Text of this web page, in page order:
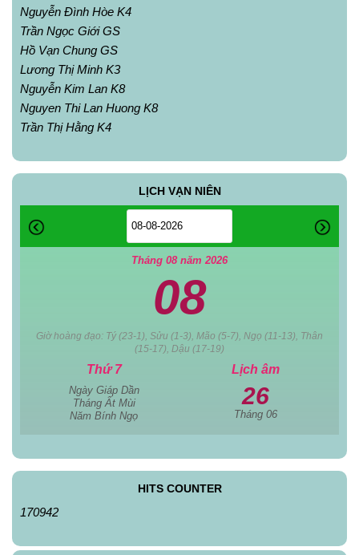
Nguyễn Đình Hòe K4
Trần Ngọc Giới GS
Hồ Vạn Chung GS
Lương Thị Minh K3
Nguyễn Kim Lan K8
Nguyen Thi Lan Huong K8
Trần Thị Hằng K4
LỊCH VẠN NIÊN
Tháng 08 năm 2026
08
Giờ hoàng đạo: Tý (23-1), Sửu (1-3), Mão (5-7), Ngọ (11-13), Thân
(15-17), Dậu (17-19)
Thứ 7
Ngày Giáp Dần
Tháng Ất Mùi
Năm Bính Ngọ
Lịch âm
26
Tháng 06
HITS COUNTER
170942